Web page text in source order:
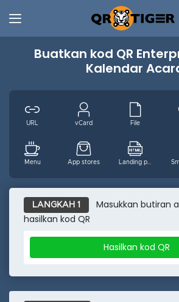
Buatkan kod QR
Kalendar
URL vCard File
Menu App stores
MP3 Video Wifi
Acara
LANGKAH 1
Masukkan butiran
hasilkan kod QR
Hasilkan kod QR